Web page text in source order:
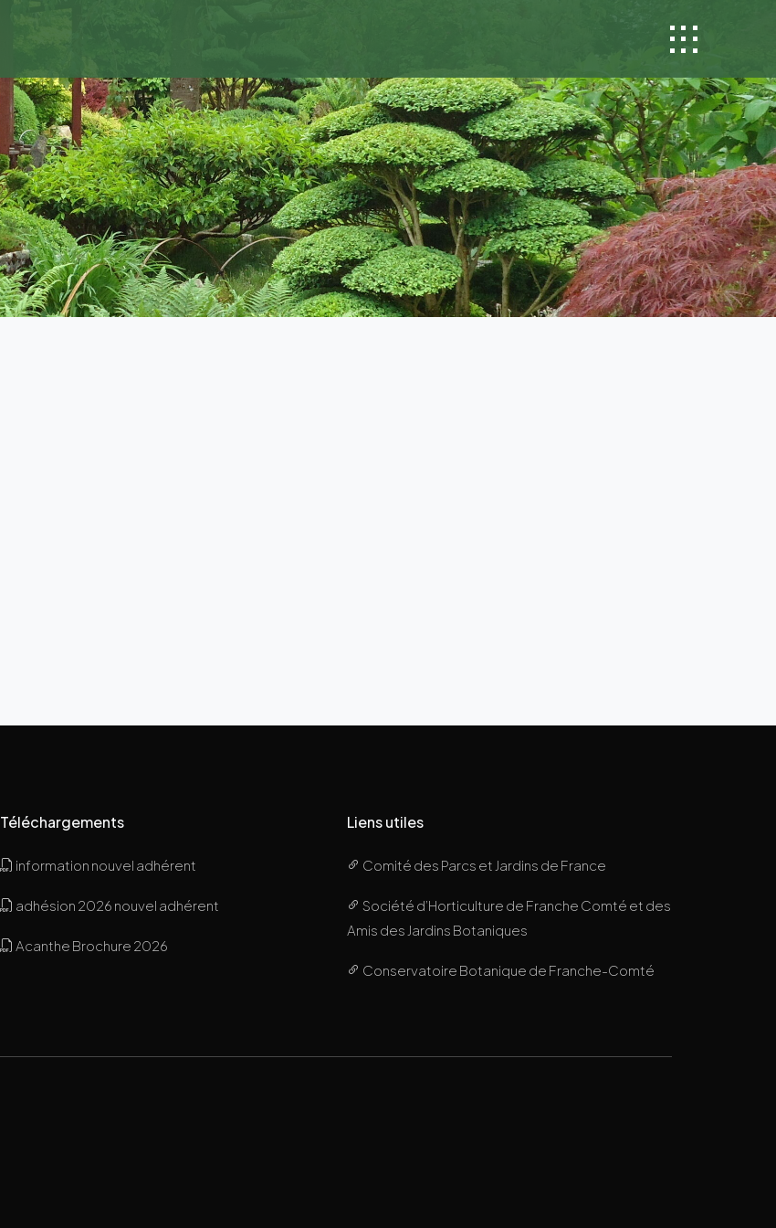
Téléchargements
information nouvel adhérent
adhésion 2026 nouvel adhérent
Acanthe Brochure 2026
Liens utiles
Comité des Parcs et Jardins de France
Société d’Horticulture de Franche Comté et des
Amis des Jardins Botaniques
Conservatoire Botanique de Franche-Comté